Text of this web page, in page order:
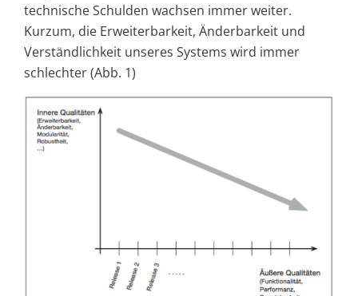
technische Schulden wachsen immer weiter.
Kurzum, die Erweiterbarkeit, Änderbarkeit und
Verständlichkeit unseres Systems wird immer
schlechter (Abb. 1)